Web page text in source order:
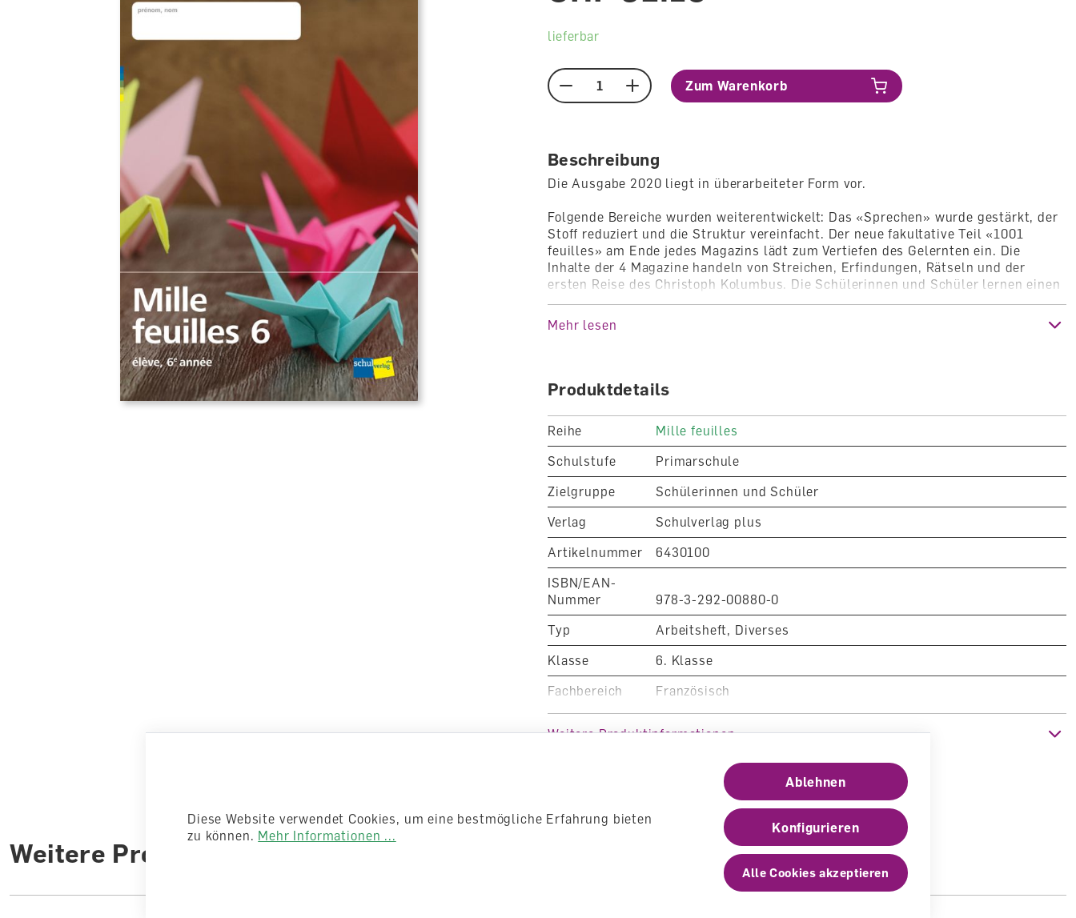
lieferbar
Menge Zum Warenkorb
Beschreibung
Die Ausgabe 2020 liegt in überarbeiteter Form vor.
Folgende Bereiche wurden weiterentwickelt: Das «Sprechen» wurde gestärkt, der
Stoff reduziert und die Struktur vereinfacht. Der neue fakultative Teil «1001
feuilles» am Ende jedes Magazins lädt zum Vertiefen des Gelernten ein. Die
Inhalte der 4 Magazine handeln von Streichen, Erfindungen, Rätseln und der
ersten Reise des Christoph Kolumbus. Die Schülerinnen und Schüler lernen einen
Streich zu verfassen und ein Hörspiel daraus zu machen, ein Quiz herzustellen,
Beiträge zum Thema «Fragen» zu kreieren und eine Rolle in einem Theaterstück
zu spielen.
Fichier mit leeren Karteikarten; Revue (Übersichtsheft), 68 Seiten, A4, farbig
Mehr lesen
Produktdetails
Reihe
Mille feuilles
Schulstufe
Primarschule
Zielgruppe
Schülerinnen und Schüler
Verlag
Schulverlag plus
Artikelnummer
6430100
ISBN/EAN-
Nummer
978-3-292-00880-0
Typ
Arbeitsheft, Diverses
Klasse
6. Klasse
Fachbereich
Französisch
Autorenteam
Anzahl Seiten
Weitere Produktinformationen
Weitere Produkte aus der Reihe
Diese Website verwendet Cookies, um eine bestmögliche Erfahrung bieten
zu können. Mehr Informationen ...
Ablehnen
Konfigurieren
Alle Cookies akzeptieren